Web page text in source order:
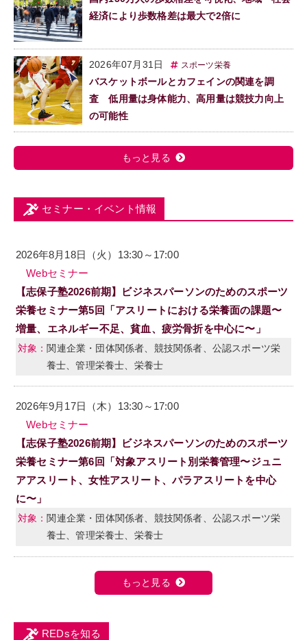
経済により歩数格差は最大で2倍に
2026年07月31日 スポーツ栄養
バスケットボールとカフェインの関連を調
査 低用量は身体能力、高用量は競技力向上
の可能性
もっと見る
セミナー・イベント情報
2026年8月18日（火）13:30～17:00
Webセミナー
【志保子塾2026前期】ビジネスパーソンのためのスポーツ
栄養セミナー第5回「アスリートにおける栄養面の課題〜
増量、エネルギー不足、貧血、疲労骨折を中心に〜」
関連企業・団体関係者、競技関係者、公認スポーツ栄
養士、管理栄養士、栄養士
2026年9月17日（木）13:30～17:00
Webセミナー
【志保子塾2026前期】ビジネスパーソンのためのスポーツ
栄養セミナー第6回「対象アスリート別栄養管理〜ジュニ
アアスリート、女性アスリート、パラアスリートを中心
に〜」
関連企業・団体関係者、競技関係者、公認スポーツ栄
養士、管理栄養士、栄養士
もっと見る
REDsを知る